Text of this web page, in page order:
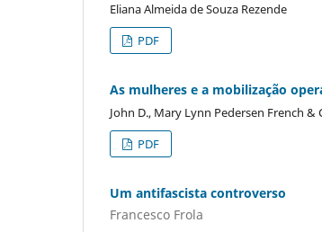
Eliana Almeida de Souza Rezende
PDF
As mulheres e a mobilização
John D., Mary Lynn Pedersen French &
PDF
Um antifascista controverso
Francesco Frola